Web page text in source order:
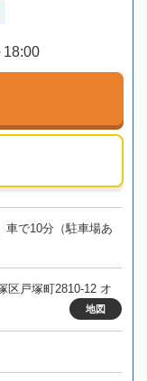
18:00
車で10分（駐車場あ
区戸塚町2810-12 オ
地図